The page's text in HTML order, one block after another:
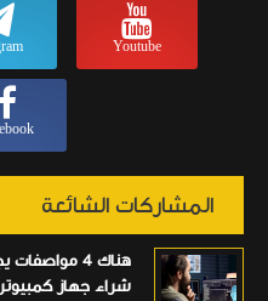
Youtube
المشاركات الشائعة
هناك 4
شراء جهاز